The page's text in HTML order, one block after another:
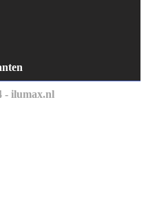
- ilumax.nl